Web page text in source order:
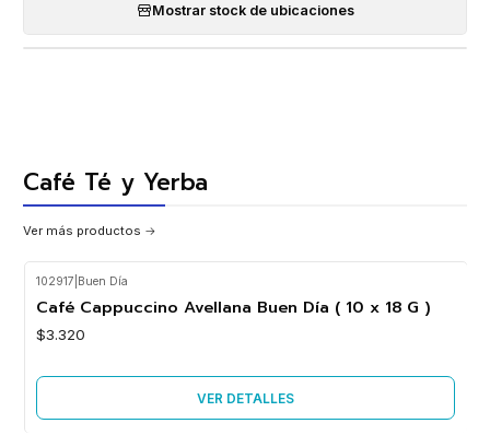
Mostrar stock de ubicaciones
Café Té y Yerba
Ver más productos
102917 Buen Día
Café Cappuccino Avellana Buen Día ( 10 x 18 G )
$3.320
VER DETALLES